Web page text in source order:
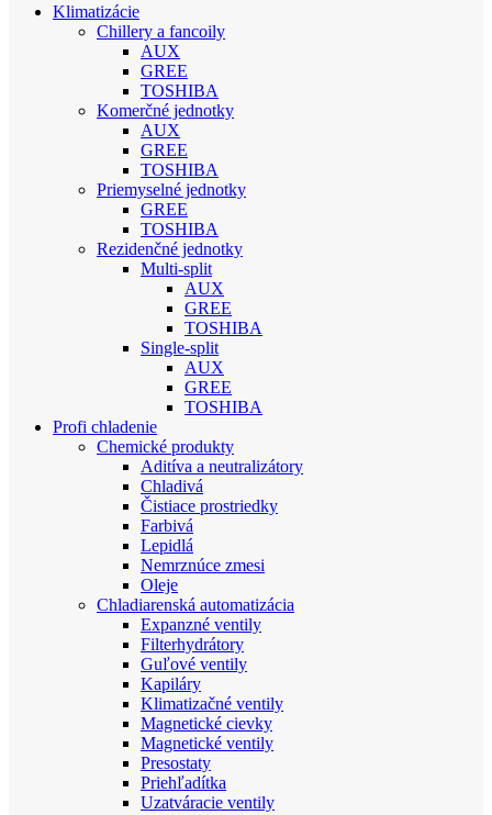
Klimatizácie
Chillery a fancoily
AUX
GREE
TOSHIBA
Komerčné jednotky
AUX
GREE
TOSHIBA
Priemyselné jednotky
GREE
TOSHIBA
Rezidenčné jednotky
Multi-split
AUX
GREE
TOSHIBA
Single-split
AUX
GREE
TOSHIBA
Profi chladenie
Chemické produkty
Aditíva a neutralizátory
Chladivá
Čistiace prostriedky
Farbivá
Lepidlá
Nemrznúce zmesi
Oleje
Chladiarenská automatizácia
Expanzné ventily
Filterhydrátory
Guľové ventily
Kapiláry
Klimatizačné ventily
Magnetické cievky
Magnetické ventily
Presostaty
Priehľadítka
Uzatváracie ventily